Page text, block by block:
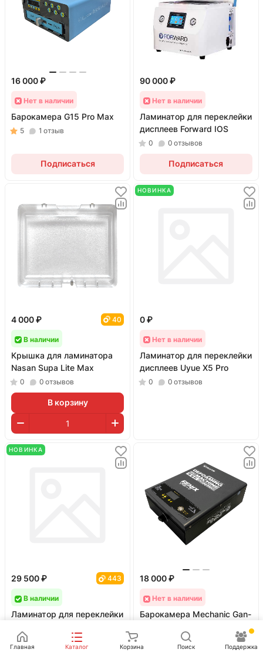
16 000 ₽
Нет в наличии
Барокамера G15 Pro Max
5 1 отзыв
Подписаться
90 000 ₽
Нет в наличии
Ламинатор для переклейки
дисплеев Forward IOS
0 0 отзывов
Подписаться
4 000 ₽ 40
В наличии
Крышка для ламинатора
Nasan Supa Lite Max
0 0 отзывов
В корзину
НОВИНКА
0 ₽
Нет в наличии
Ламинатор для переклейки
дисплеев Uyue X5 Pro
0 0 отзывов
НОВИНКА
29 500 ₽ 443
В наличии
Ламинатор для переклейки
0 отзывов
18 000 ₽
Нет в наличии
Барокамера Mechanic Gan-
отзывов
Главная Каталог Корзина Поиск Поддержка